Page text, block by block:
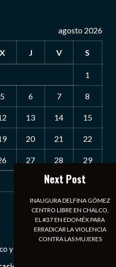
agosto 2026
X J V S
1
5 6 7 8
13 14 15
20 21 22
27 28 29
y el Mundo a Tu Alcance
Next Post
INAUGURA DELFINA GÓMEZ
CENTRO LIBRE EN CHALCO,
EL #37 EN EDOMÉX PARA
ERRADICAR LA VIOLENCIA
CONTRA LAS MUJERES